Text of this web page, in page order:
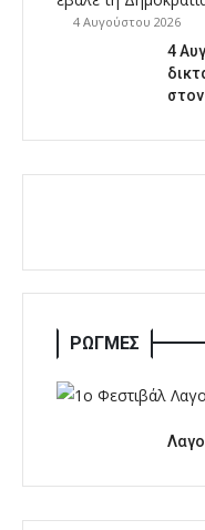
4 Αυγούστου 2026
4
ΡΩΓΜΕΣ